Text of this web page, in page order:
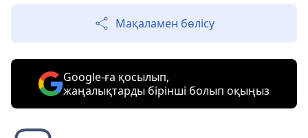
Мақаламен бөлісу
Google-ға қосылып,
жаңалықтарды бірінші болып оқыңыз